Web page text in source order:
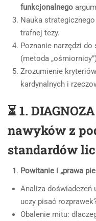
funkcjonalnego
Nauka
trafnej tezy.
Poznanie narzędzi
(metoda
Zrozumienie
kardynalnych i
⏳ 1.
nawyków z
standardów
Powitanie i „prawa
Analiza doświadczeń
uczy pisać
Obalenie mitu: